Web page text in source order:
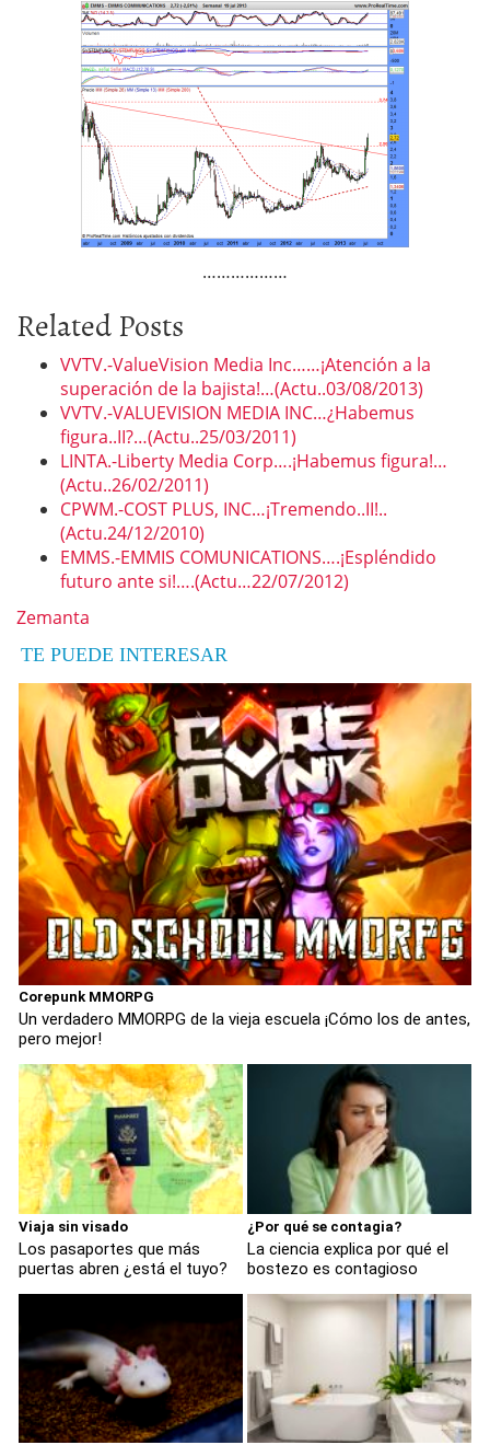
………………
Related Posts
VVTV.-ValueVision Media Inc……¡Atención a la
superación de la bajista!…(Actu..03/08/2013)
VVTV.-VALUEVISION MEDIA INC…¿Habemus
figura..II?…(Actu..25/03/2011)
LINTA.-Liberty Media Corp….¡Habemus figura!…
(Actu..26/02/2011)
CPWM.-COST PLUS, INC…¡Tremendo..II!..
(Actu.24/12/2010)
EMMS.-EMMIS COMUNICATIONS….¡Espléndido
futuro ante si!….(Actu…22/07/2012)
Zemanta
TE PUEDE INTERESAR
Corepunk MMORPG
Un verdadero MMORPG de la vieja escuela ¡Cómo los de antes,
pero mejor!
Viaja sin visado
Los pasaportes que más
puertas abren ¿está el tuyo?
¿Por qué se contagia?
La ciencia explica por qué el
bostezo es contagioso